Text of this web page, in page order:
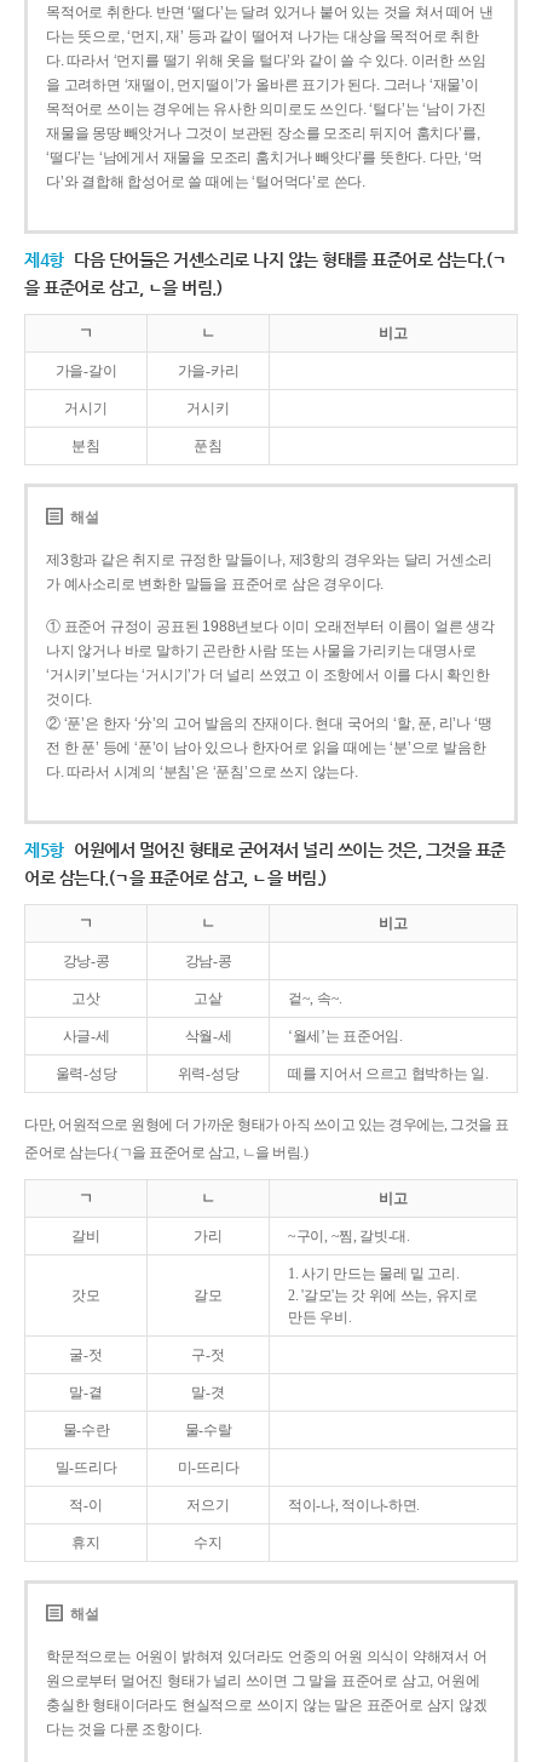
목적어로 취한다. 반면 ‘떨다’는 달려 있거나 붙어 있는 것을 쳐서 떼어 낸
다는 뜻으로, ‘먼지, 재’ 등과 같이 떨어져 나가는 대상을 목적어로 취한
다. 따라서 ‘먼지를 떨기 위해 옷을 털다’와 같이 쓸 수 있다. 이러한 쓰임
을 고려하면 ‘재떨이, 먼지떨이’가 올바른 표기가 된다. 그러나 ‘재물’이
목적어로 쓰이는 경우에는 유사한 의미로도 쓰인다. ‘털다’는 ‘남이 가진
재물을 몽땅 빼앗거나 그것이 보관된 장소를 모조리 뒤지어 훔치다’를,
‘떨다’는 ‘남에게서 재물을 모조리 훔치거나 빼앗다’를 뜻한다. 다만, ‘먹
다’와 결합해 합성어로 쓸 때에는 ‘털어먹다’로 쓴다.
제4항 다음 단어들은 거센소리로 나지 않는 형태를 표준어로 삼는다.(ㄱ
을 표준어로 삼고, ㄴ을 버림.)
ㄱ ㄴ 비고
가을-갈이 가을-카리
거시기 거시키
분침 푼침
해설
제3항과 같은 취지로 규정한 말들이나, 제3항의 경우와는 달리 거센소리
가 예사소리로 변화한 말들을 표준어로 삼은 경우이다.
① 표준어 규정이 공표된 1988년보다 이미 오래전부터 이름이 얼른 생각
나지 않거나 바로 말하기 곤란한 사람 또는 사물을 가리키는 대명사로
‘거시키’보다는 ‘거시기’가 더 널리 쓰였고 이 조항에서 이를 다시 확인한
것이다.
② ‘푼’은 한자 ‘分’의 고어 발음의 잔재이다. 현대 국어의 ‘할, 푼, 리’나 ‘땡
전 한 푼’ 등에 ‘푼’이 남아 있으나 한자어로 읽을 때에는 ‘분’으로 발음한
다. 따라서 시계의 ‘분침’은 ‘푼침’으로 쓰지 않는다.
제5항 어원에서 멀어진 형태로 굳어져서 널리 쓰이는 것은, 그것을 표준
어로 삼는다.(ㄱ을 표준어로 삼고, ㄴ을 버림.)
ㄱ ㄴ 비고
강낭-콩 강남-콩
고삿 고샅 겉~, 속~.
사글-세 삭월-세 ‘월세’는 표준어임.
울력-성당 위력-성당 떼를 지어서 으르고 협박하는 일.
다만, 어원적으로 원형에 더 가까운 형태가 아직 쓰이고 있는 경우에는, 그것을 표
준어로 삼는다.(ㄱ을 표준어로 삼고, ㄴ을 버림.)
ㄱ ㄴ 비고
갈비 가리 ~구이, ~찜, 갈빗-대.
갓모 갈모
1. 사기 만드는 물레 밑 고리.
2. '갈모'는 갓 위에 쓰는, 유지로
만든 우비.
굴-젓 구-젓
말-곁 말-겻
물-수란 물-수랄
밀-뜨리다 미-뜨리다
적-이 저으기 적이-나, 적이나-하면.
휴지 수지
해설
학문적으로는 어원이 밝혀져 있더라도 언중의 어원 의식이 약해져서 어
원으로부터 멀어진 형태가 널리 쓰이면 그 말을 표준어로 삼고, 어원에
충실한 형태이더라도 현실적으로 쓰이지 않는 말은 표준어로 삼지 않겠
다는 것을 다룬 조항이다.